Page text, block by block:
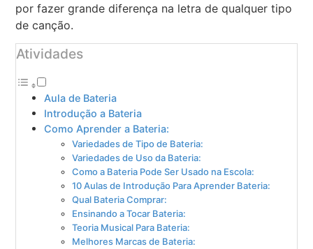
por fazer grande diferença na letra de qualquer tipo
de canção.
Atividades
Aula de Bateria
Introdução a Bateria
Como Aprender a Bateria:
Variedades de Tipo de Bateria:
Variedades de Uso da Bateria:
Como a Bateria Pode Ser Usado na Escola:
10 Aulas de Introdução Para Aprender Bateria:
Qual Bateria Comprar:
Ensinando a Tocar Bateria:
Teoria Musical Para Bateria:
Melhores Marcas de Bateria: